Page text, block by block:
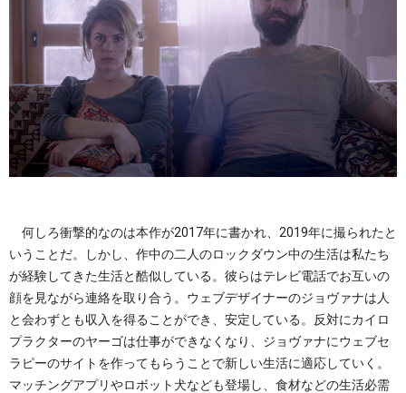
何しろ衝撃的なのは本作が2017年に書かれ、2019年に撮られたと
いうことだ。しかし、作中の二人のロックダウン中の生活は私たち
が経験してきた生活と酷似している。彼らはテレビ電話でお互いの
顔を見ながら連絡を取り合う。ウェブデザイナーのジョヴァナは人
と会わずとも収入を得ることができ、安定している。反対にカイロ
プラクターのヤーゴは仕事ができなくなり、ジョヴァナにウェブセ
ラピーのサイトを作ってもらうことで新しい生活に適応していく。
マッチングアプリやロボット犬なども登場し、食材などの生活必需